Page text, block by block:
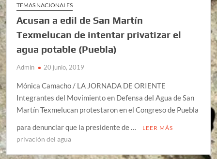
TEMAS NACIONALES
Acusan a edil de San Martín
Texmelucan de intentar privatizar el
agua potable (Puebla)
Admin 20 junio, 2019
Mónica Camacho / LA JORNADA DE ORIENTE
Integrantes del Movimiento en Defensa del Agua de San
Martín Texmelucan protestaron en el Congreso de Puebla
para denunciar que la presidente de …
LEER MÁS
privación del agua